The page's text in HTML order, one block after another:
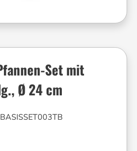
Set mit
Ø 24 cm
BASISSET003TB